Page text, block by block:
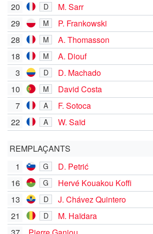
20
D M. Sarr
29 M P. Frankowski
28 M
A. Thomasson
18
M
A. Diouf
3
D D. Machado
10 M David Costa
7 A
F. Sotoca
22
A W. Saïd
REMPLAÇANTS
1
G
D. Petrić
16
G
Hervé Kouakou Koffi
13
D J. Chávez Quintero
21 D M. Haïdara